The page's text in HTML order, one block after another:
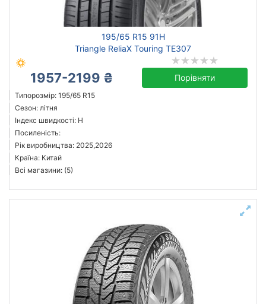
195/65 R15 91H
Triangle ReliaX Touring TE307
1957-2199 ₴ Порівняти
Типорозмір: 195/65 R15
Сезон: літня
Індекс швидкості: H
Посиленість:
Рік виробництва: 2025,2026
Країна: Китай
Всі магазини: (5)